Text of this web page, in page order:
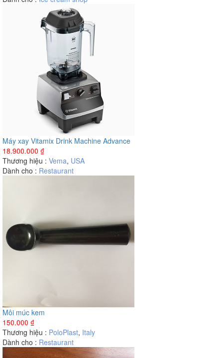
Máy xay Vitamix Drink Machine Advance
18.900.000 ₫
Thương hiệu : Vema, USA
Dành cho : Restaurant
Môi múc kem
150.000 ₫
Thương hiệu : PoloPlast, Italy
Dành cho : Restaurant